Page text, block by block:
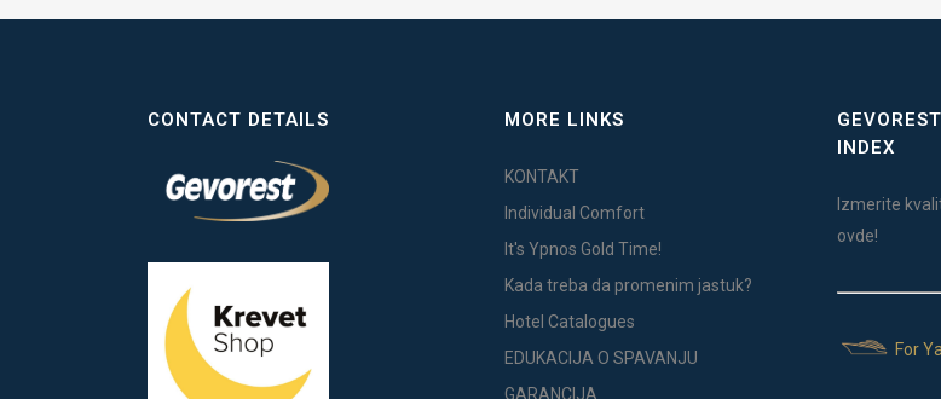
CONTACT DETAILS MORE LINKS
KONTAKT
Individual Comfort
It's Ypnos Gold Time!
Kada treba da promenim jastuk?
Hotel Catalogues
EDUKACIJA O SPAVANJU
GARANCIJA
INDEX
Izmerite
ovde!
For